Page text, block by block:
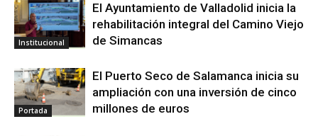
Institucional
El Ayuntamiento de Valladolid inicia la
rehabilitación integral del Camino Viejo
de Simancas
Portada
El Puerto Seco de Salamanca inicia su
ampliación con una inversión de cinco
millones de euros